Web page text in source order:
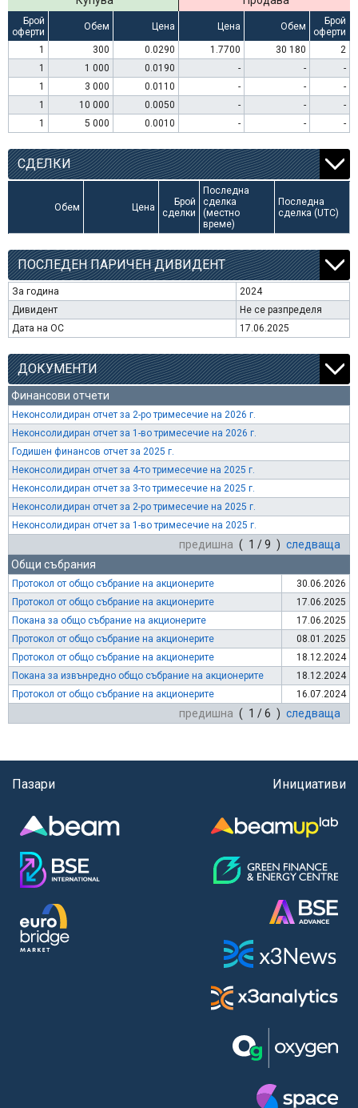
Брой
оферти
Обем Цена Цена Обем
Брой
оферти
1
300 0.0290 1.7700 30 180
2
1
1 000 0.0190 - -
-
1
3 000 0.0110 - -
-
1
10 000 0.0050 - -
-
1
5 000 0.0010 - - -
СДЕЛКИ
Обем Цена
Брой
сделки
Последна
сделка
(местно
време)
Последна
сделка (UTC)
ПОСЛЕДЕН ПАРИЧЕН ДИВИДЕНТ
За година
2024
Дивидент
Не се разпределя
Дата на ОС
17.06.2025
ДОКУМЕНТИ
Финансови отчети
Неконсолидиран отчет за 2-ро тримесечие на 2026 г.
Неконсолидиран отчет за 1-во тримесечие на 2026 г.
Годишен финансов отчет за 2025 г.
Неконсолидиран отчет за 4-то тримесечие на 2025 г.
Неконсолидиран отчет за 3-то тримесечие на 2025 г.
Неконсолидиран отчет за 2-ро тримесечие на 2025 г.
Неконсолидиран отчет за 1-во тримесечие на 2025 г.
предишна ( 1 / 9 ) следваща
Общи събрания
Протокол от общо събрание на акционерите
30.06.2026
Протокол от общо събрание на акционерите
17.06.2025
Покана за общо събрание на акционерите
17.06.2025
Протокол от общо събрание на акционерите
08.01.2025
Протокол от общо събрание на акционерите
18.12.2024
Покана за извънредно общо събрание на акционерите
18.12.2024
Протокол от общо събрание на акционерите
16.07.2024
предишна ( 1 / 6 ) следваща
Пазари Инициативи